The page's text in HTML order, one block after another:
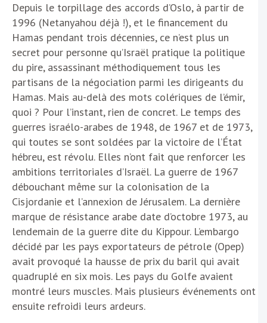
Depuis le torpillage des accords d’Oslo, à partir de
1996 (Netanyahou déjà !), et le financement du
Hamas pendant trois décennies, ce n’est plus un
secret pour personne qu’Israël pratique la politique
du pire, assassinant méthodiquement tous les
partisans de la négociation parmi les dirigeants du
Hamas. Mais au-delà des mots colériques de l’émir,
quoi ? Pour l’instant, rien de concret. Le temps des
guerres israélo-arabes de 1948, de 1967 et de 1973,
qui toutes se sont soldées par la victoire de l’État
hébreu, est révolu. Elles n’ont fait que renforcer les
ambitions territoriales d’Israël. La guerre de 1967
débouchant même sur la colonisation de la
Cisjordanie et l’annexion de Jérusalem. La dernière
marque de résistance arabe date d’octobre 1973, au
lendemain de la guerre dite du Kippour. L’embargo
décidé par les pays exportateurs de pétrole (Opep)
avait provoqué la hausse de prix du baril qui avait
quadruplé en six mois. Les pays du Golfe avaient
montré leurs muscles. Mais plusieurs événements ont
ensuite refroidi leurs ardeurs.